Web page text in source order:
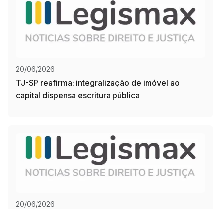
20/06/2026
TJ-SP reafirma: integralização de imóvel ao
capital dispensa escritura pública
20/06/2026